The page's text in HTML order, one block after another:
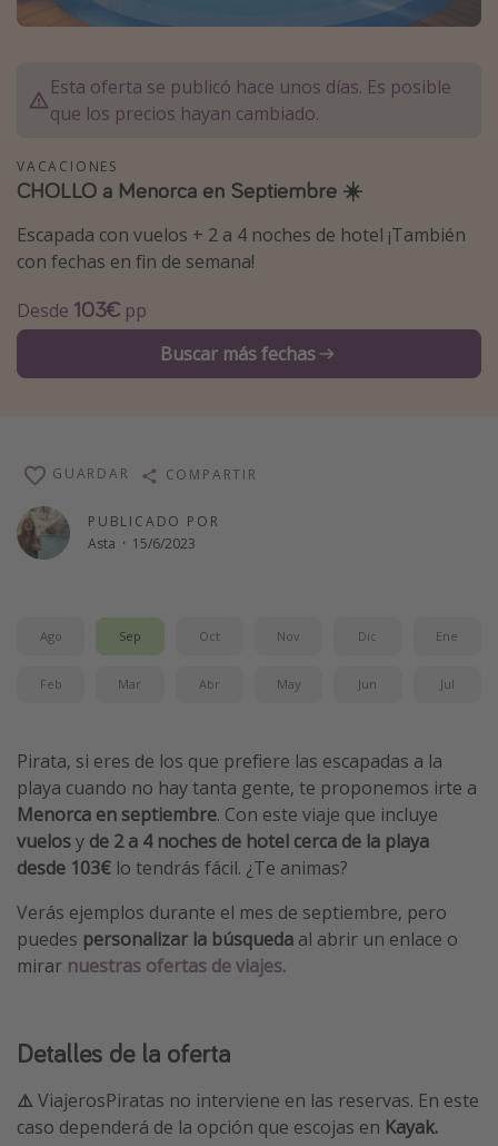
Marruecos
México
Maldivas
Albania
Inspiración para viajes
Camping
Viajes en tren
Viajes en familia
Vacaciones de Playa
Viajes para singles
Hoteles más hot de España
Guía de equipaje de mano
Parques de atracciones
El Rey León el musical
Harry Potter en Londres y otros destinos
Esta oferta se publicó hace unos días. Es posible
que los precios hayan cambiado.
VACACIONES
CHOLLO a Menorca en Septiembre ☀️
Escapada con vuelos + 2 a 4 noches de hotel ¡También
con fechas en fin de semana!
Desde 103€ pp
Buscar más fechas
PUBLICADO POR
Asta · 15/6/2023
GUARDAR COMPARTIR
Ago Sep Oct Nov Dic Ene
Feb Mar Abr May Jun Jul
Pirata, si eres de los que prefiere las escapadas a la
playa cuando no hay tanta gente, te proponemos irte a
Menorca en septiembre. Con este viaje que incluye
vuelosy de 2 a 4 noches de hotel cerca de la playa
desde 103€ lo tendrás fácil. ¿Te animas?
Verás ejemplos durante el mes de septiembre, pero
puedes personalizar la búsqueda al abrir un enlace o
mirar nuestras ofertas de viajes.
Detalles de la oferta
⚠️ViajerosPiratas no interviene en las reservas. En este
caso dependerá de la opción que escojas en Kayak.